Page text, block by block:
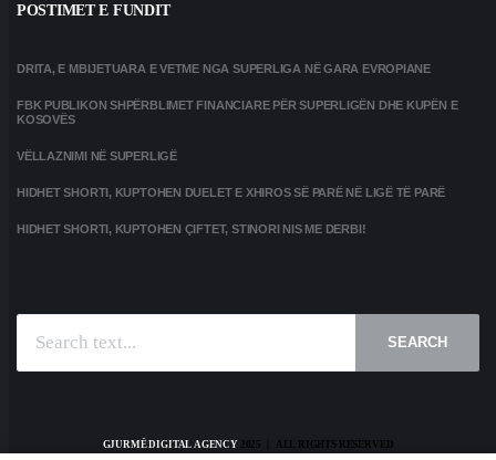
POSTIMET E FUNDIT
DRITA, E MBIJETUARA E VETME NGA SUPERLIGA NË GARA EVROPIANE
FBK PUBLIKON SHPËRBLIMET FINANCIARE PËR SUPERLIGËN DHE KUPËN E
KOSOVËS
VËLLAZNIMI NË SUPERLIGË
HIDHET SHORTI, KUPTOHEN DUELET E XHIROS SË PARË NË LIGË TË PARË
HIDHET SHORTI, KUPTOHEN ÇIFTET, STINORI NIS ME DERBI!
SEARCH
GJURMË DIGITAL AGENCY2025 | ALL RIGHTS RESERVED